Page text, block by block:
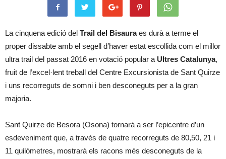
La cinquena edició del Trail del Bisauraes durà a terme el
proper dissabte amb el segell d’haver estat escollida com el millor
ultra trail del passat 2016 en votació popular a Ultres Catalunya,
fruit de l’excel·lent treball del Centre Excursionista de Sant Quirze
i uns recorreguts de somni i ben desconeguts per a la gran
majoria.
Sant Quirze de Besora (Osona) tornarà a ser l’epicentre d’un
esdeveniment que, a través de quatre recorreguts de 80,50, 21 i
11 quilòmetres, mostrarà els racons més desconeguts de la